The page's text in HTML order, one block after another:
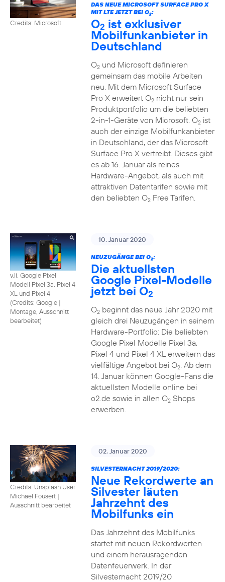
Credits: Microsoft
DAS NEUE MICROSOFT SURFACE PRO X
MIT LTE JETZT BEI O2:
O2 ist exklusiver
Mobilfunkanbieter in
Deutschland
O2und Microsoft definieren
gemeinsam das mobile Arbeiten
neu. Mit dem Microsoft Surface
Pro X erweitert O2nicht nur sein
Produktportfolio um die beliebten
2-in-1-Geräte von Microsoft. O2ist
auch der einzige Mobilfunkanbieter
in Deutschland, der das Microsoft
Surface Pro X vertreibt. Dieses gibt
es ab 16. Januar als reines
Hardware-Angebot, als auch mit
attraktiven Datentarifen sowie mit
den beliebten O2Free Tarifen.
v.li. Google Pixel
Modell Pixel 3a, Pixel 4
XL und Pixel 4
(Credits: Google |
Montage, Ausschnitt
bearbeitet)
10. Januar 2020
NEUZUGÄNGE BEI O2:
Die aktuellsten
Google Pixel-Modelle
jetzt bei O2
O2beginnt das neue Jahr 2020 mit
gleich drei Neuzugängen in seinem
Hardware-Portfolio: Die beliebten
Google Pixel Modelle Pixel 3a,
Pixel 4 und Pixel 4 XL erweitern das
vielfältige Angebot bei O2. Ab dem
14. Januar können Google-Fans die
aktuellsten Modelle online bei
o2.de sowie in allen O2Shops
erwerben.
Credits: Unsplash User
Michael Fousert |
Ausschnitt bearbeitet
02. Januar 2020
SILVESTERNACHT 2019/2020:
Neue Rekordwerte an
Silvester läuten
Jahrzehnt des
Mobilfunks ein
Das Jahrzehnt des Mobilfunks
startet mit neuen Rekordwerten
und einem herausragenden
Datenfeuerwerk. In der
Silvesternacht 2019/20